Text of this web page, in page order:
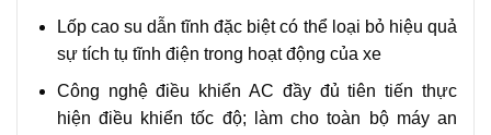
Lốp cao su dẫn tĩnh đặc biệt có thể loại bỏ hiệu quả
sự tích tụ tĩnh điện trong hoạt động của xe
Công nghệ điều khiển AC đầy đủ tiên tiến thực
hiện điều khiển tốc độ; làm cho toàn bộ máy an